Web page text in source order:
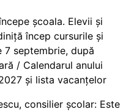
școala. Elevii și
încep cursurile și
septembrie, după
/ Calendarul anului
și lista vacanțelor
consilier școlar: Este